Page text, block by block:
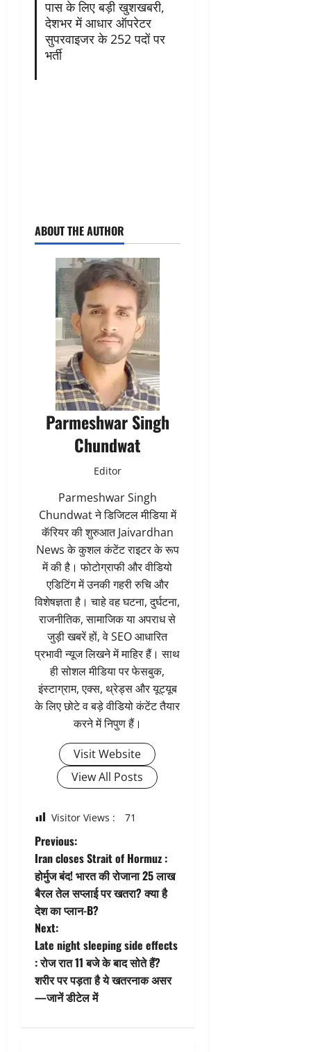
पास के लिए बड़ी खुशखबरी,
देशभर में आधार ऑपरेटर
सुपरवाइजर के 252 पदों पर
भर्ती
ABOUT THE AUTHOR
Parmeshwar Singh
Chundwat
Editor
Parmeshwar Singh
Chundwat ने डिजिटल मीडिया में
कॅरियर की शुरुआत Jaivardhan
News के कुशल कंटेंट राइटर के रूप
में की है। फोटोग्राफी और वीडियो
एडिटिंग में उनकी गहरी रुचि और
विशेषज्ञता है। चाहे वह घटना, दुर्घटना,
राजनीतिक, सामाजिक या अपराध से
जुड़ी खबरें हों, वे SEO आधारित
प्रभावी न्यूज लिखने में माहिर हैं। साथ
ही सोशल मीडिया पर फेसबुक,
इंस्टाग्राम, एक्स, थ्रेड्स और यूट्यूब
के लिए छोटे व बड़े वीडियो कंटेंट तैयार
करने में निपुण हैं।
Visit Website
View All Posts
Visitor Views : 71
P
o
s
t
n
a
Previous:
Iran closes Strait of Hormuz :
होर्मुज बंद! भारत की रोजाना 25 लाख
बैरल तेल सप्लाई पर खतरा? क्या है
देश का प्लान-B?
Next:
Late night sleeping side effects
: रोज रात 11 बजे के बाद सोते हैं?
शरीर पर पड़ता है ये खतरनाक असर
—जानें डीटेल में